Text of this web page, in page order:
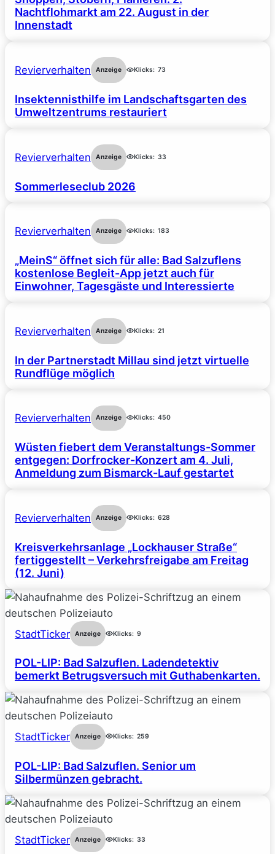
Nachtflohmarkt am 22. August in der
Innenstadt
Revierverhalten Anzeige Klicks: 73
Insektennisthilfe im Landschaftsgarten des
Umweltzentrums restauriert
Revierverhalten Anzeige Klicks: 33
Sommerleseclub 2026
Revierverhalten Anzeige Klicks: 183
„MeinS“ öffnet sich für alle: Bad Salzuflens
kostenlose Begleit-App jetzt auch für
Einwohner, Tagesgäste und Interessierte
Revierverhalten Anzeige Klicks: 21
In der Partnerstadt Millau sind jetzt virtuelle
Rundflüge möglich
Revierverhalten Anzeige Klicks: 450
Wüsten fiebert dem Veranstaltungs-Sommer
entgegen: Dorfrocker-Konzert am 4. Juli,
Anmeldung zum Bismarck-Lauf gestartet
Revierverhalten Anzeige Klicks: 628
Kreisverkehrsanlage „Lockhauser Straße“
fertiggestellt – Verkehrsfreigabe am Freitag
(12. Juni)
StadtTicker Anzeige Klicks: 9
POL-LIP: Bad Salzuflen. Ladendetektiv
bemerkt Betrugsversuch mit Guthabenkarten.
StadtTicker Anzeige Klicks: 259
POL-LIP: Bad Salzuflen. Senior um
Silbermünzen gebracht.
StadtTicker Anzeige Klicks: 33